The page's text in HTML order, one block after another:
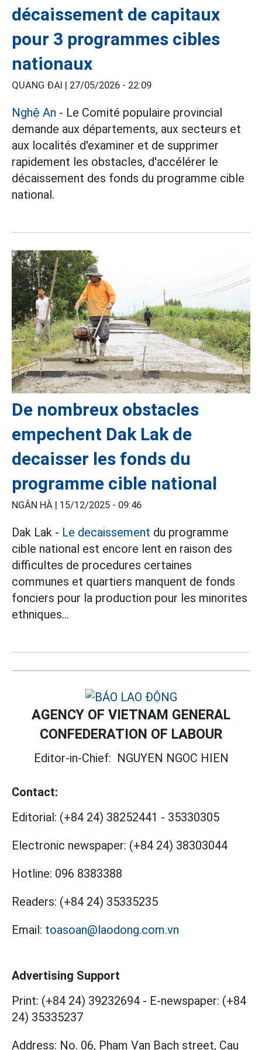
décaissement de capitaux
pour 3 programmes cibles
nationaux
QUANG ĐẠI | 27/05/2026 - 22:09
Nghệ An - Le Comité populaire provincial
demande aux départements, aux secteurs et
aux localités d'examiner et de supprimer
rapidement les obstacles, d'accélérer le
décaissement des fonds du programme cible
national.
De nombreux obstacles
empechent Dak Lak de
decaisser les fonds du
programme cible national
NGÂN HÀ | 15/12/2025 - 09:46
Dak Lak - Le decaissement du programme
cible national est encore lent en raison des
difficultes de procedures certaines
communes et quartiers manquent de fonds
fonciers pour la production pour les minorites
ethniques...
AGENCY OF VIETNAM GENERAL
CONFEDERATION OF LABOUR
Editor-in-Chief: NGUYEN NGOC HIEN
Contact:
Editorial: (+84 24) 38252441 - 35330305
Electronic newspaper: (+84 24) 38303044
Hotline: 096 8383388
Readers: (+84 24) 35335235
Email: toasoan@laodong.com.vn
Advertising Support
Print: (+84 24) 39232694 - E-newspaper: (+84
24) 35335237
Address: No. 06, Pham Van Bach street, Cau